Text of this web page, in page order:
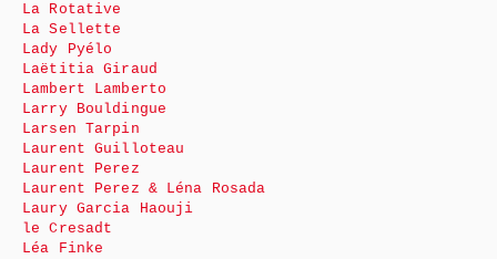
La Rotative
La Sellette
Lady Pyélo
Laëtitia Giraud
Lambert Lamberto
Larry Bouldingue
Larsen Tarpin
Laurent Guilloteau
Laurent Perez
Laurent Perez & Léna Rosada
Laury Garcia Haouji
le Cresadt
Léa Finke